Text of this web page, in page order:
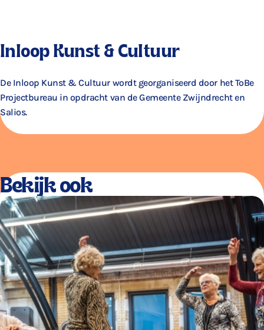
Inloop Kunst & Cultuur
De Inloop Kunst & Cultuur wordt georganiseerd door het ToBe
Projectbureau in opdracht van de Gemeente Zwijndrecht en
Salios.
Bekijk ook